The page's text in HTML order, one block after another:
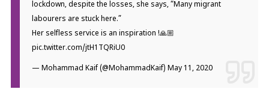
lockdown, despite the losses, she says, “Many migrant
labourers are stuck here.”
Her selfless service is an inspiration !🙏🏼
pic.twitter.com/jtH1TQRiU0
— Mohammad Kaif (@MohammadKaif) May 11, 2020